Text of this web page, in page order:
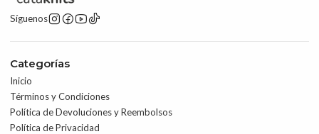
Síguenos
Categorías
Inicio
Términos y Condiciones
Política de Devoluciones y Reembolsos
Política de Privacidad